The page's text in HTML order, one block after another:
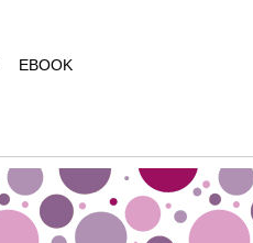
EBOOK